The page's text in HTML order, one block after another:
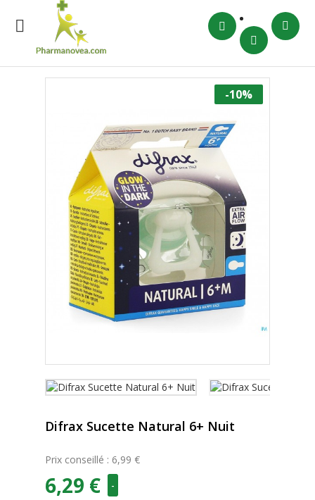

-10%
Difrax Sucette Natural 6+ Nuit
Prix conseillé : 6,99 €
6,29 € -